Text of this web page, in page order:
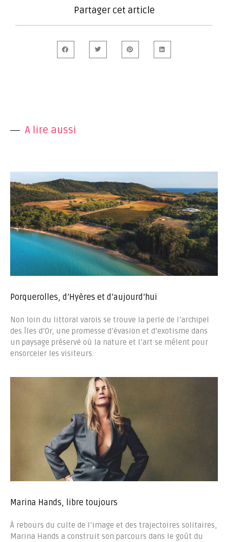
Partager cet article
A lire aussi
Porquerolles, d’Hyères et d’aujourd’hui
Non loin du littoral varois se trouve la perle de l’archipel
des Îles d’Or, une promesse d’évasion et d’exotisme dans
un paysage préservé où la nature et l’art se mêlent pour
ensorceler les visiteurs.
Marina Hands, libre toujours
À rebours du culte de l’image et des trajectoires solitaires,
Marina Hands a construit son parcours dans le goût du